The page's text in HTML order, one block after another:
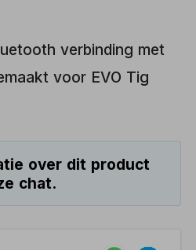
verbinding met
voor EVO Tig
over dit product
chat.